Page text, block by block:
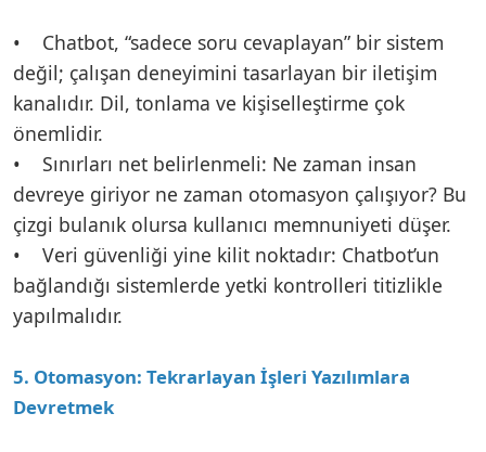
• Chatbot, “sadece soru cevaplayan” bir sistem
değil; çalışan deneyimini tasarlayan bir iletişim
kanalıdır. Dil, tonlama ve kişiselleştirme çok
önemlidir.
• Sınırları net belirlenmeli: Ne zaman insan
devreye giriyor ne zaman otomasyon çalışıyor? Bu
çizgi bulanık olursa kullanıcı memnuniyeti düşer.
• Veri güvenliği yine kilit noktadır: Chatbot’un
bağlandığı sistemlerde yetki kontrolleri titizlikle
yapılmalıdır.
5. Otomasyon: Tekrarlayan İşleri Yazılımlara
Devretmek